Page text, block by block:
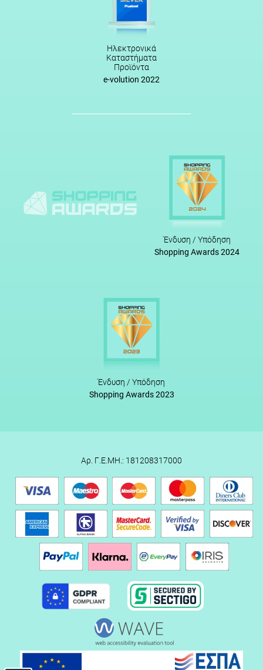
Ηλεκτρονικά
Καταστήματα
Προϊόντα
e-volution 2022
Ένδυση / Υπόδηση
Shopping Awards 2024
Ένδυση / Υπόδηση
Shopping Awards 2023
Αρ. Γ.Ε.ΜΗ.: 181208317000